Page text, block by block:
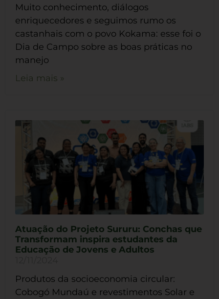
Muito conhecimento, diálogos
enriquecedores e seguimos rumo os
castanhais com o povo Kokama: esse foi o
Dia de Campo sobre as boas práticas no
manejo
Leia mais »
Atuação do Projeto Sururu: Conchas que
Transformam inspira estudantes da
Educação de Jovens e Adultos
Produtos da socioeconomia circular:
Cobogó Mundaú e revestimentos Solar e